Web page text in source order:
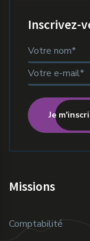
Inscrivez-
Je
Missions
Comptabilité